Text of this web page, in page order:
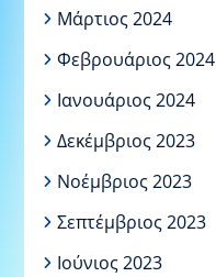
Μάρτιος 2024
Φεβρουάριος 2024
Ιανουάριος 2024
Δεκέμβριος 2023
Νοέμβριος 2023
Σεπτέμβριος 2023
Ιούνιος 2023